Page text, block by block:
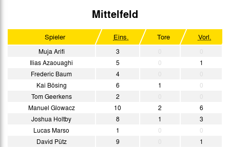
Mittelfeld
Spieler Eins. Tore Vorl.
Muja Arifi 3
Ilias Azaouaghi
5 0
1
Frederic Baum
4
Kai Bösing
6 1
0
Tom Geerkens
2
Manuel Glowacz
10 2
6
Joshua Holtby
8 1
3
Lucas Marso
1 0
0
David Pütz
9
1